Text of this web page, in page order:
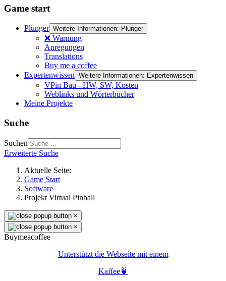
Game start
Plunger Weitere Informationen: Plunger
❌ Warnung
Anregungen
Translations
Buy me a coffee
Expertenwissen Weitere Informationen: Expertenwissen
VPin Bau - HW, SW, Kosten
Weblinks und Wörterbücher
Meine Projekte
Suche
Suchen
Erweiterte Suche
Aktuelle Seite:
Game Start
Software
Projekt Virtual Pinball
×
×
Buymeacoffee
Unterstützt die Webseite mit einem
Kaffee🍵